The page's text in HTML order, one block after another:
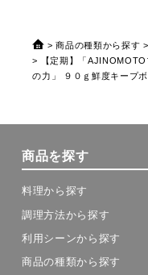
商品の種類から探す
【定期】「
の力」 ９０ｇ鮮度キープ
商品を探す
料理から探す
調理方法から探す
利用シーンから探す
商品の種類から探す